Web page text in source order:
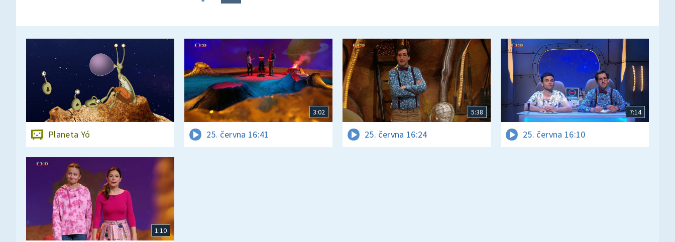
Planeta Yó
3:02
25. června 16:41
5:38
25. června 16:24
7:14
25. června 16:10
1:10